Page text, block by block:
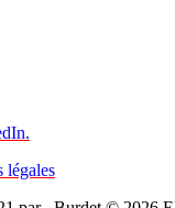
légales